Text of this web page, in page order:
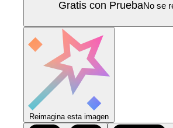
Gratis con PruebaNo se
Reimagina esta imagen